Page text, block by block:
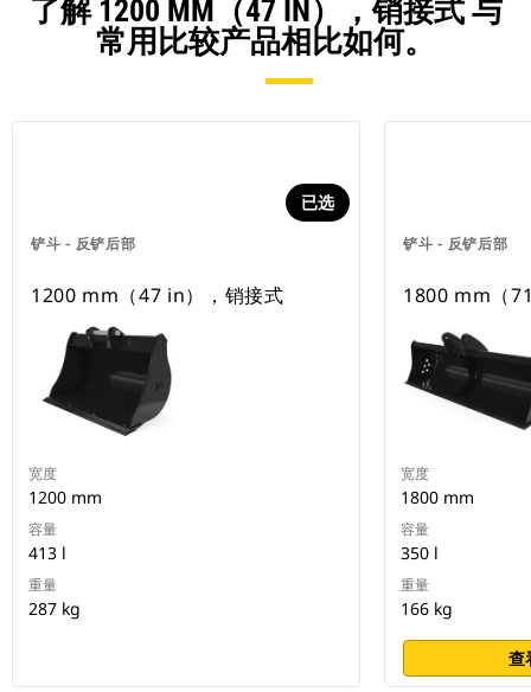
了解 1200 MM（47 IN），销接式 与
常用比较产品相比如何。
铲斗 - 反铲后部
已选
1200 mm（47 in），销接式
宽度
1200 mm
容量
413 l
重量
287 kg
铲斗 - 反铲后部
1800 mm（
宽度
1800 mm
容量
350 l
重量
166 kg
查